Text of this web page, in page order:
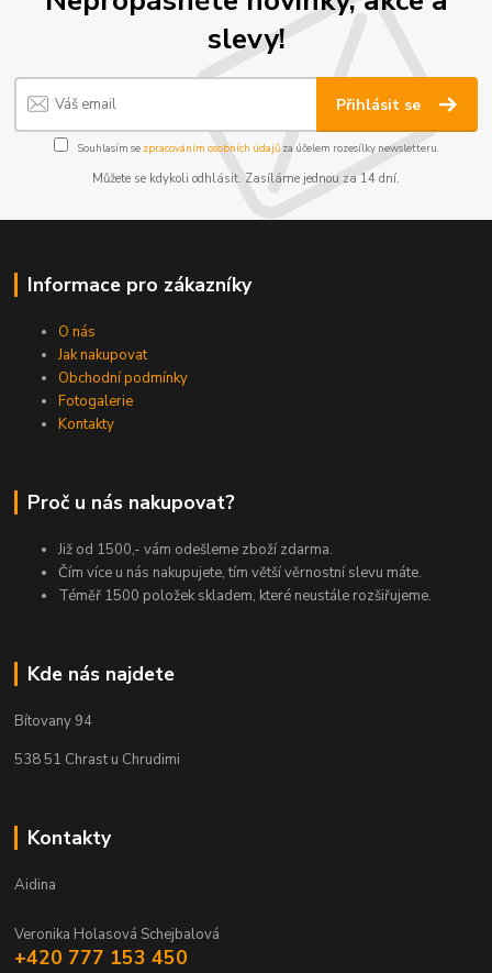
slevy!
Přihlásit se
Souhlasím se zpracováním osobních údajůza účelem rozesílky newsletteru.
Můžete se kdykoli odhlásit. Zasíláme jednou za 14 dní.
Informace pro zákazníky
O nás
Jak nakupovat
Obchodní podmínky
Fotogalerie
Kontakty
Proč u nás nakupovat?
Již od 1500,- vám odešleme zboží zdarma.
Čím více u nás nakupujete, tím větší věrnostní slevu máte.
Téměř 1500 položek skladem, které neustále rozšiřujeme.
Kde nás najdete
Bítovany 94
538 51 Chrast u Chrudimi
Kontakty
Aidina
Veronika Holasová Schejbalová
+420 777 153 450